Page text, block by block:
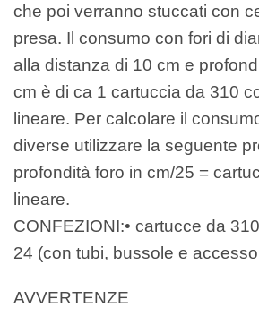
che poi verranno stuccati con
presa. Il consumo con fori di
alla distanza di 10 cm e
cm è di ca 1 cartuccia da 310
lineare. Per calcolare il
diverse utilizzare la seguente
profondità foro in cm/25 =
lineare.
CONFEZIONI:• cartucce da
24 (con tubi, bussole e
AVVERTENZE